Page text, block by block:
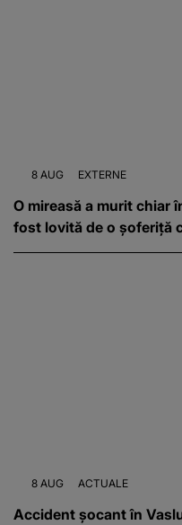
8 AUG EXTERNE
O mireasă a murit chiar
fost lovită de o șoferiță
8 AUG ACTUALE
Accident șocant în